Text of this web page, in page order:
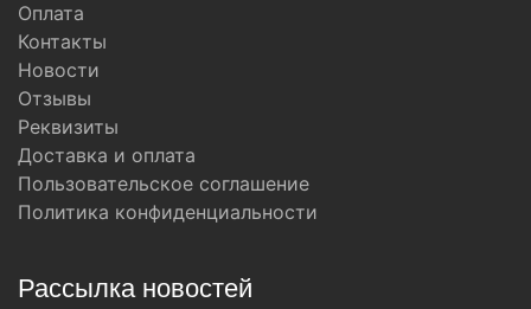
Оплата
Контакты
Новости
Отзывы
Реквизиты
Доставка и оплата
Пользовательское соглашение
Политика конфиденциальности
Рассылка новостей